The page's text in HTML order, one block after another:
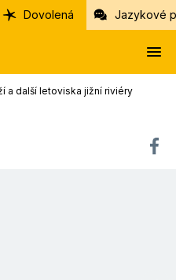
Dovolená Jazykové
a další letoviska jižní riviéry